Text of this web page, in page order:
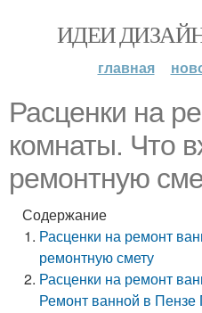
ИДЕИ
главная
Расценки на
комнаты. Что
ремонтную
Содержание
Расценки на ремонт
ремонтную смету
Расценки на ремонт
Ремонт ванной в